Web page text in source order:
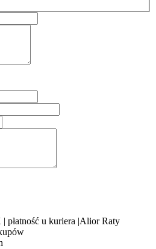
płatność u kuriera |Alior Raty